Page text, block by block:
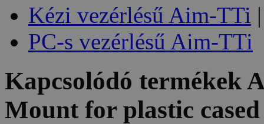
Kézi vezérlésű Aim-TTi |
PC-s vezérlésű Aim-TTi
Kapcsolódó termékek
Mount for plastic